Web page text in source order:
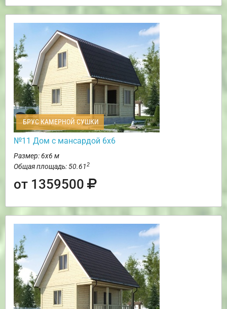
БРУС КАМЕРНОЙ СУШКИ
№11 Дом с мансардой 6х6
Размер: 6х6 м
Общая площадь: 50.612
от 1359500